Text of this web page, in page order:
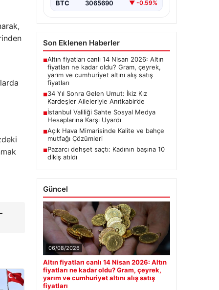
BTC 3065690 ▼ -0.59%
Son Eklenen Haberler
■Altın fiyatları canlı 14 Nisan 2026: Altın
fiyatları ne kadar oldu? Gram, çeyrek,
yarım ve cumhuriyet altını alış satış
fiyatları
■34 Yıl Sonra Gelen Umut: İkiz Kız
Kardeşler Aileleriyle Anıtkabir’de
■İstanbul Valiliği Sahte Sosyal Medya
Hesaplarına Karşı Uyardı
■Açık Hava Mimarisinde Kalite ve bahçe
mutfağı Çözümleri
■Pazarcı dehşet saçtı: Kadının başına 10
dikiş atıldı
Güncel
06/08/2026
Altın fiyatları canlı 14 Nisan 2026: Altın
fiyatları ne kadar oldu? Gram, çeyrek,
yarım ve cumhuriyet altını alış satış
fiyatları